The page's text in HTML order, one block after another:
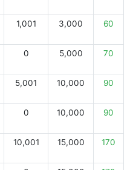
1,001 3,000 60
0 5,000 70
5,001 10,000 90
0 10,000 90
10,001 15,000 170